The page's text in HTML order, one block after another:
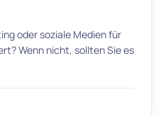
oder soziale Medien für
Wenn nicht, sollten Sie es